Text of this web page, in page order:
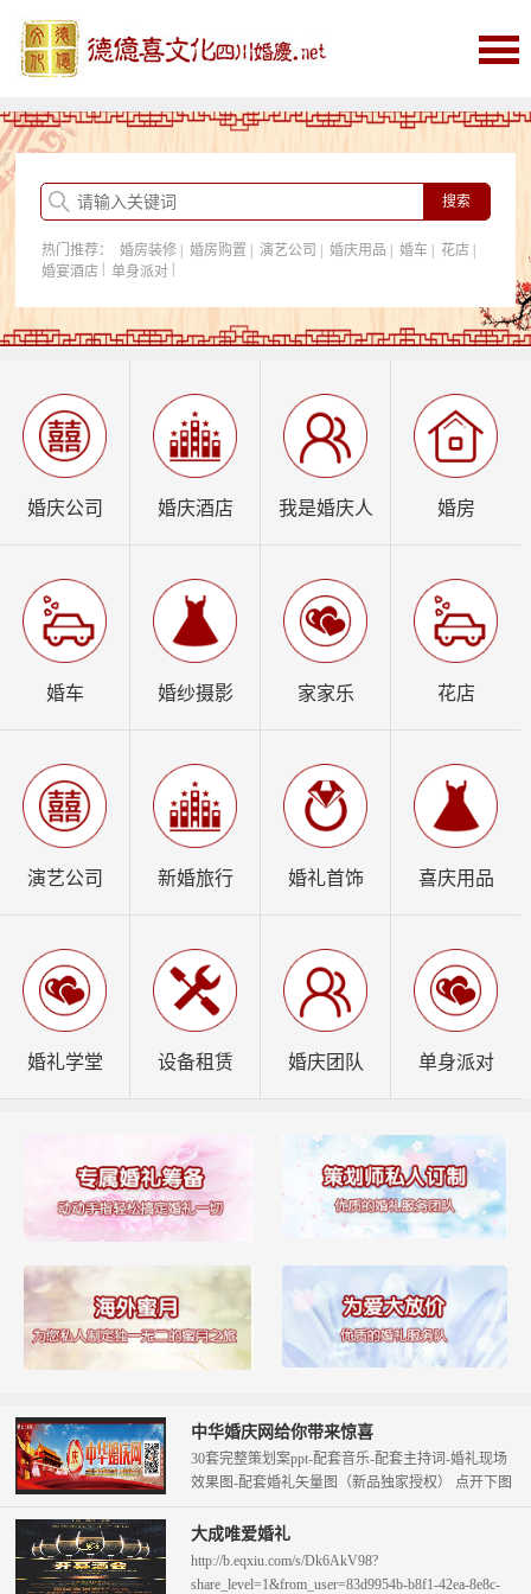
首页
婚庆
婚庆酒店
婚房购置
我是婚庆人
热门推荐： 婚房装修| 婚房购置 演艺公司 婚庆用品 婚车| 花店|
婚宴酒店| 单身派对|
婚庆公司 婚庆酒店 我是婚庆人 婚房
婚车 婚纱摄影 家家乐 花店
演艺公司 新婚旅行 婚礼首饰 喜庆用品
婚礼学堂 设备租赁 婚庆团队 单身派对
中华婚庆网给你带来惊喜
30套完整策划案ppt-配套音乐-配套主持词-婚礼现场
效果图-配套婚礼矢量图（新品独家授权） 点开下图
大成唯爱婚礼
http://b.eqxiu.com/s/Dk6AkV98?
share_level=1&from_user=83d9954b-b8f1-42ea-8e8c-